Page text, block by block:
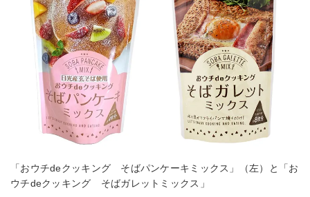
「おウチdeクッキング そばパンケーキミックス」（左）と「お
ウチdeクッキング そばガレットミックス」